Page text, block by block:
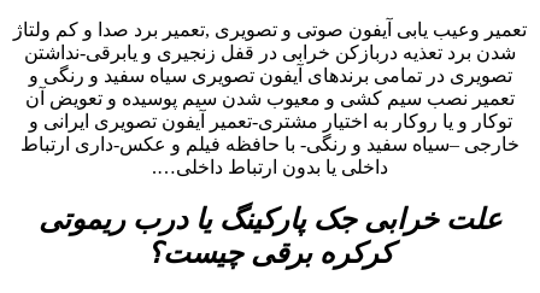
تعمیر وعیب یابی آیفون صوتی و تصویری ,تعمیر برد صدا و کم ولتاژ
شدن برد تعذیه دربازکن خرابی در قفل زنجیری و یابرقی-نداشتن
تصویری در تمامی برندهای آیفون تصویری سیاه سفید و رنگی و
تعمیر نصب سیم کشی و معیوب شدن سیم پوسیده و تعویض آن
توکار و یا روکار به اختیار مشتری-تعمیر آیفون تصویری ایرانی و
خارجی –سیاه سفید و رنگی- با حافظه فیلم و عکس-داری ارتباط
داخلی یا بدون ارتباط داخلی….
علت خرابی جک پارکینگ یا درب ریموتی
کرکره برقی چیست؟